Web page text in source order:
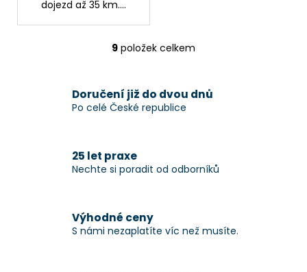
dojezd až 35 km....
O
á
d
p
k
y
9 položek celkem
Doručení již do dvou dnů
Po celé České republice
25 let praxe
Nechte si poradit od odborníků
Výhodné ceny
S námi nezaplatíte víc než musíte.